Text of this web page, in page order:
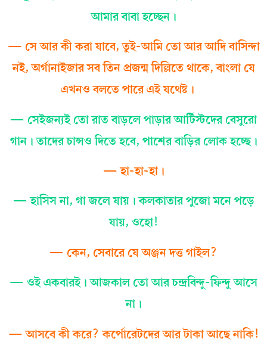
আমার বাবা হচ্ছেন।
— সে আর কী করা যাবে, তুই-আমি তো আর আদি বাসিন্দা
নই, অর্গানাইজার সব তিন প্রজন্ম দিল্লিতে থাকে, বাংলা যে
এখনও বলতে পারে এই যথেষ্ট।
— সেইজন্যই তো রাত বাড়লে পাড়ার আর্টিস্টদের বেসুরো
গান। তাদের চান্সও দিতে হবে, পাশের বাড়ির লোক হচ্ছে।
— হা-হা-হা।
— হাসিস না, গা জলে যায়। কলকাতার পুজো মনে পড়ে
যায়, ওহো!
— কেন, সেবারে যে অঞ্জন দত্ত গাইল?
— ওই একবারই। আজকাল তো আর চন্দ্রবিন্দু-ফিন্দু আসে
না।
— আসবে কী করে? কর্পোরেটদের আর টাকা আছে নাকি!